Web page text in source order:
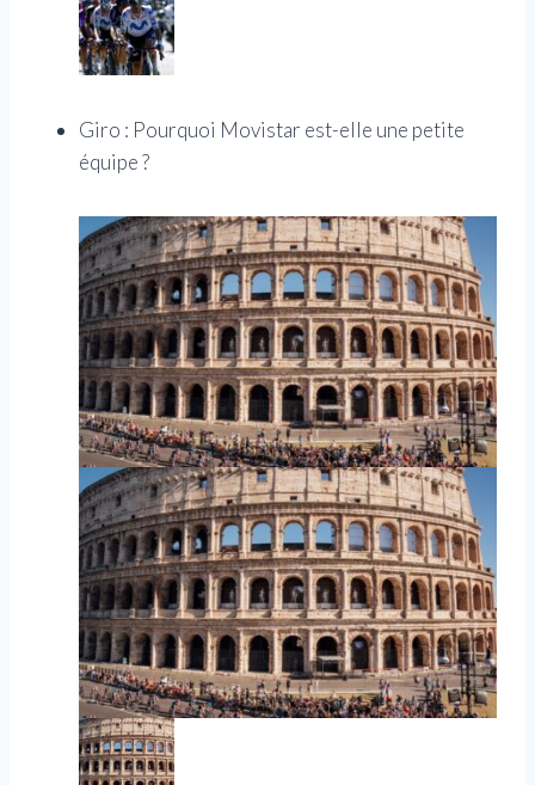
Giro : Pourquoi Movistar est-elle une petite
équipe ?